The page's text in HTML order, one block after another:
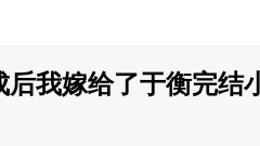
后我嫁给了于衡完结